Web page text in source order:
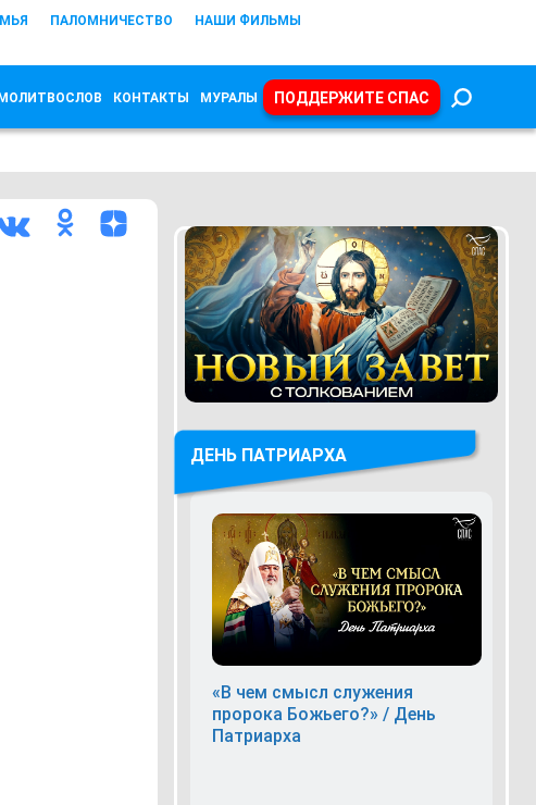
ПАЛОМНИЧЕСТВО
НАШИ ФИЛЬМЫ
МОЛИТВОСЛОВ КОНТАКТЫ МУРАЛЫ ПОДДЕРЖИТЕ СПАС
ДЕНЬ ПАТРИАРХА
«В чем смысл служения
пророка Божьего?» / День
Патриарха